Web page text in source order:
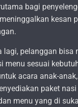
bagi
kesan
lagi, pelanggan bisa
menu sesuai
acara anak-
paket
menu yang di